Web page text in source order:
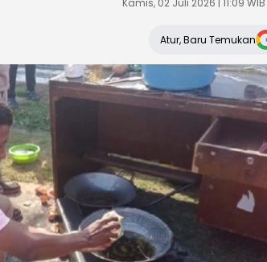
Kamis, 02 Juli 2026 | 11:09 WIB
Atur, Baru Temukan